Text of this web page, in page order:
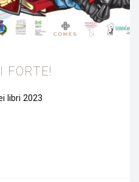
FORTE!
libri 2023